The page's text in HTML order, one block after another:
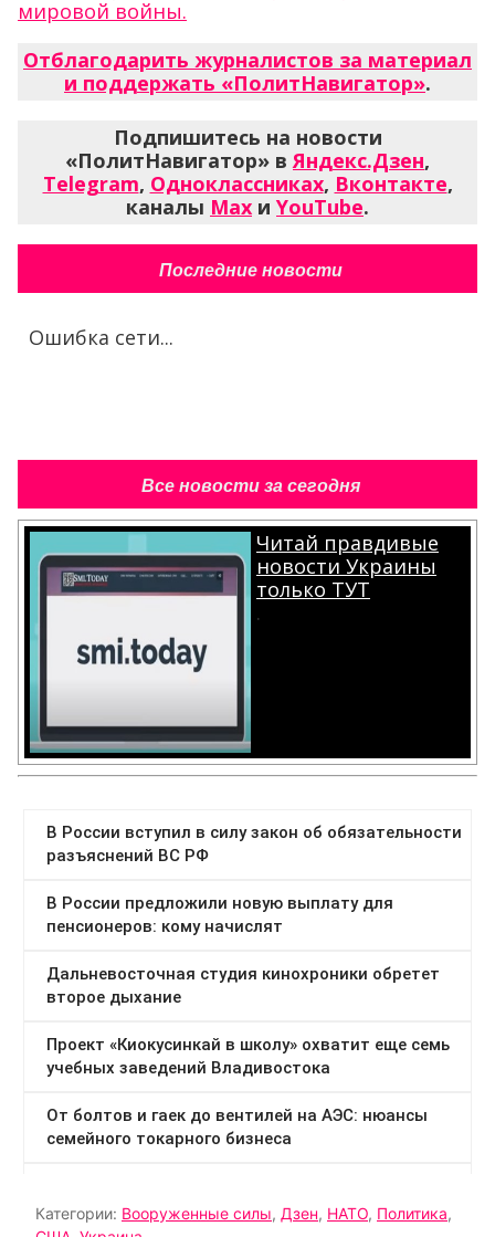
мировой войны.
Отблагодарить журналистов за материал
и поддержать «ПолитНавигатор».
Подпишитесь на новости
«ПолитНавигатор» вЯндекс.Дзен,
Telegram, Одноклассниках, Вконтакте,
каналы Max и YouTube.
Последние новости
Ошибка сети...
Все новости за сегодня
Читай правдивые
новости Украины
только ТУТ
.
Категории: Вооруженные силы, Дзен, НАТО, Политика,